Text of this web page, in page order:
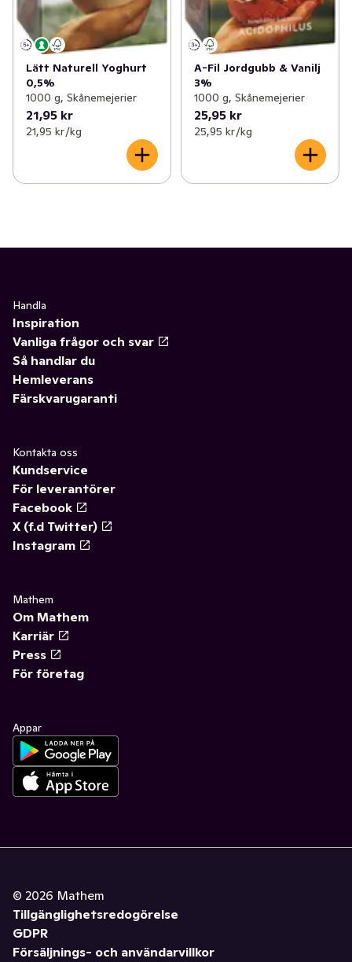
Lätt Naturell Yoghurt
0,5%
1000 g, Skånemejerier
21,95 kr
21,95 kr /kg
A-Fil Jordgubb & Vanilj
3%
1000 g, Skånemejerier
25,95 kr
25,95 kr /kg
Handla
Inspiration
Vanliga frågor och svar
Så handlar du
Hemleverans
Färskvarugaranti
Kontakta oss
Kundservice
För leverantörer
Facebook
X (f.d Twitter)
Instagram
Mathem
Om Mathem
Karriär
Press
För företag
Appar
© 2026 Mathem
Tillgänglighetsredogörelse
GDPR
Försäljnings- och användarvillkor